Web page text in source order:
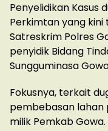
Penyelidikan Kasus
Perkimtan yang kini
Satreskrim Polres
penyidik Bidang
Sungguminasa
Fokusnya, terkait
pembebasan
milik Pemkab Gowa.